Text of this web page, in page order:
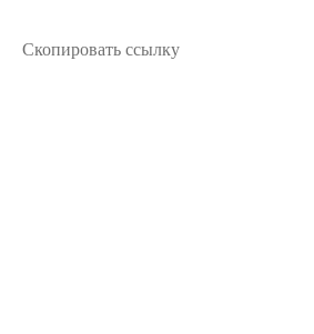
Скопировать ссылку